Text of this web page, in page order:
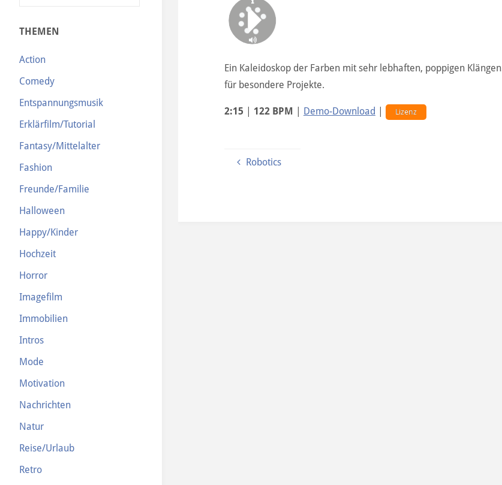
N
Ein Kaleidoskop der Farben mit sehr lebhaften, poppigen
für besondere Projekte.
2:15 122 BPM Demo-Download Lizenz
Robotics
THEMEN
Action
Comedy
Entspannungsmusik
Erklärfilm/Tutorial
Fantasy/Mittelalter
Fashion
Freunde/Familie
Halloween
Happy/Kinder
Hochzeit
Horror
Imagefilm
Immobilien
Intros
Mode
Motivation
Nachrichten
Natur
Reise/Urlaub
Retro